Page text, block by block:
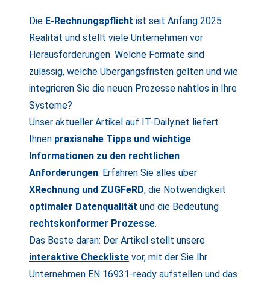
Die E-Rechnungspflicht ist seit Anfang 2025
Realität und stellt viele Unternehmen vor
Herausforderungen. Welche Formate sind
zulässig, welche Übergangsfristen gelten und wie
integrieren Sie die neuen Prozesse nahtlos in Ihre
Systeme?
Unser aktueller Artikel auf IT-Daily.net liefert
Ihnen praxisnahe Tipps und wichtige
Informationen zu den rechtlichen
Anforderungen. Erfahren Sie alles über
XRechnung und ZUGFeRD, die Notwendigkeit
optimaler Datenqualität und die Bedeutung
rechtskonformer Prozesse.
Das Beste daran: Der Artikel stellt unsere
interaktive Checkliste vor, mit der Sie Ihr
Unternehmen EN 16931-ready aufstellen und das